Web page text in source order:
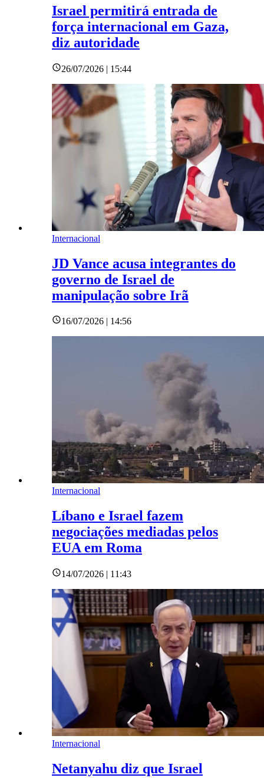
Israel permitirá entrada de
força internacional em Gaza,
diz autoridade
26/07/2026 | 15:44
Internacional
JD Vance acusa integrantes do
governo de Israel de
manipulação sobre Irã
16/07/2026 | 14:56
Internacional
Líbano e Israel fazem
negociações mediadas pelos
EUA em Roma
14/07/2026 | 11:43
Internacional
Netanyahu diz que Israel